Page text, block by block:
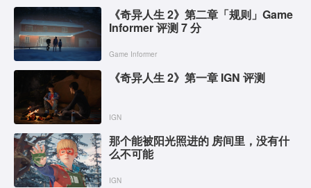
《奇异人生 2》第二章「规则」Game
Informer 评测 7 分
Game Informer
《奇异人生 2》第一章 IGN 评测
IGN
那个能被阳光照进的 房间里，没有什
么不可能
IGN